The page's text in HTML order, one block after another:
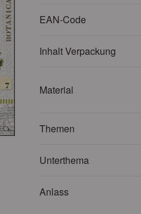
EAN-Code
Inhalt Verpackung
Material
Themen
Unterthema
Anlass